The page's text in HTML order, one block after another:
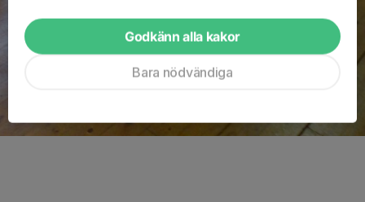
Godkänn alla kakor
Bara nödvändiga